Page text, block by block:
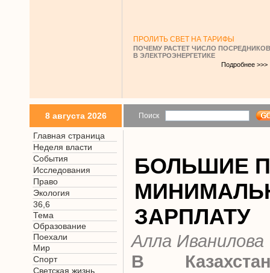
ПРОЛИТЬ СВЕТ НА ТАРИФЫ
ПОЧЕМУ РАСТЕТ ЧИСЛО ПОСРЕДНИКОВ
В ЭЛЕКТРОЭНЕРГЕТИКЕ
Подробнее >>>
8 августа 2026 Поиск
Главная страница
Неделя власти
События
Исследования
Право
Экология
36,6
Тема
Образование
Поехали
Мир
Спорт
Светская жизнь
БОЛЬШИЕ
ЗАРПЛАТУ
Алла Иванилова
В